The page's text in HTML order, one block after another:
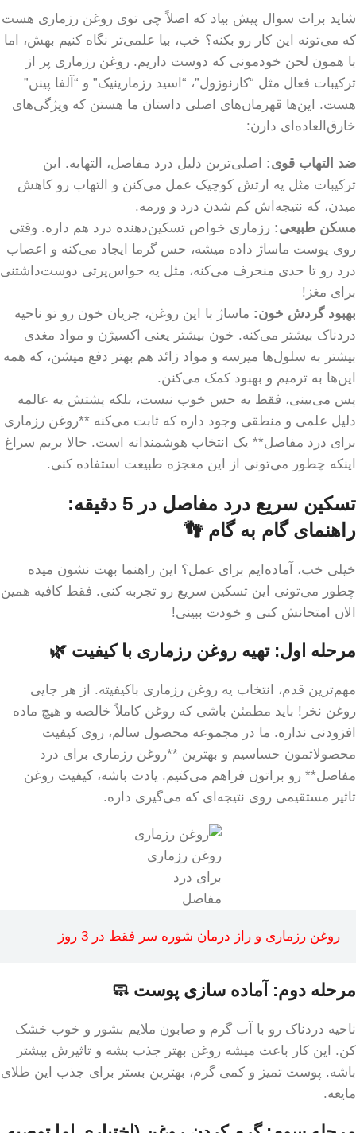
شاید برات سوال پیش بیاد که اصلاً چی توی روغن رزماری هست
که می‌تونه این کار رو بکنه؟ خب، بیا علمی‌تر نگاه کنیم بهش، اما
با همون لحن خودمونی که دوست داریم. روغن رزماری پر از
ترکیبات فعال مثل “کارنوزول”، “اسید رزمارینیک” و “آلفا پینن”
هست. این‌ها قهرمان‌های اصلی داستان ما هستن که ویژگی‌های
خارق‌العاده‌ای دارن:
ضد التهاب قوی: اصلی‌ترین دلیل درد مفاصل، التهابه. این
ترکیبات مثل یه ارتش کوچیک عمل می‌کنن و التهاب رو کاهش
میدن، که نتیجه‌اش کم شدن درد و ورمه.
مسکن طبیعی: رزماری خواص تسکین‌دهنده درد هم داره. وقتی
روی پوست ماساژ داده میشه، حس گرما ایجاد می‌کنه و اعصاب
درد رو تا حدی منحرف می‌کنه، مثل یه حواس‌پرتی دوست‌داشتنی
برای مغز!
بهبود گردش خون: ماساژ با این روغن، جریان خون رو تو ناحیه
دردناک بیشتر می‌کنه. خون بیشتر یعنی اکسیژن و مواد مغذی
بیشتر به سلول‌ها میرسه و مواد زائد هم بهتر دفع میشن، که همه
این‌ها به ترمیم و بهبود کمک می‌کنن.
پس می‌بینی، فقط یه حس خوب نیست، بلکه پشتش یه عالمه
دلیل علمی و منطقی وجود داره که ثابت می‌کنه **روغن رزماری
برای درد مفاصل** یک انتخاب هوشمندانه است. حالا بریم سراغ
اینکه چطور می‌تونی از این معجزه طبیعت استفاده کنی.
تسکین سریع درد مفاصل در 5 دقیقه:
راهنمای گام به گام 👣
خیلی خب، آماده‌ایم برای عمل؟ این راهنما بهت نشون میده
چطور می‌تونی این تسکین سریع رو تجربه کنی. فقط کافیه همین
الان امتحانش کنی و خودت ببینی!
مرحله اول: تهیه روغن رزماری با کیفیت 🌿
مهم‌ترین قدم، انتخاب یه روغن رزماری باکیفیته. از هر جایی
روغن نخر! باید مطمئن باشی که روغن کاملاً خالصه و هیچ ماده
افزودنی نداره. ما در مجموعه محصول سالم، روی کیفیت
محصولاتمون حساسیم و بهترین **روغن رزماری برای درد
مفاصل** رو براتون فراهم می‌کنیم. یادت باشه، کیفیت روغن
تاثیر مستقیمی روی نتیجه‌ای که می‌گیری داره.
روغن رزماری
برای درد
مفاصل
روغن رزماری و راز درمان شوره سر فقط در 3 روز
مرحله دوم: آماده سازی پوست 🧼
ناحیه دردناک رو با آب گرم و صابون ملایم بشور و خوب خشک
کن. این کار باعث میشه روغن بهتر جذب بشه و تاثیرش بیشتر
باشه. پوست تمیز و کمی گرم، بهترین بستر برای جذب این طلای
مایعه.